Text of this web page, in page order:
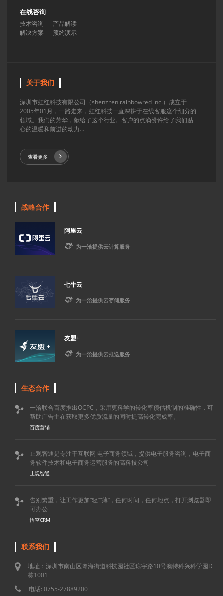
在线咨询
技术咨询
产品解读
解决方案
预约演示
关于我们
深圳市虹红科技有限公司（shenzhen rainbowred inc.）成立于
2005年01月，一路走来，虹红科技一直深耕于在线客服这个细分的
领域。我们的芳华，献给了这个行业。客户的点滴赞许给了我们贴
心的温暖和前进的动力...
查看更多
战略合作
阿里云
 为一洽提供云计算服务
七牛云
 为一洽提供云存储服务
友盟+
 为一洽提供云推送服务
生态合作

一洽联合百度推出OCPC，采用更科学的转化率预估机制的准确性，可
帮助广告主在获取更多优质流量的同时提高转化完成率。
百度营销

止观智通是专注于互联网 电子商务领域，提供电子服务咨询，电子商
务软件技术和电子商务运营服务的高科技公司
止观智通

告别繁重，让工作更加“轻”“薄”，任何时间，任何地点，打开浏览器即
可办公
悟空CRM
联系我们
地址：深圳市南山区粤海街道科技园社区琼宇路10号澳特科兴科学园D
栋1001
电话: 0755-27889200